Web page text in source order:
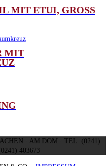
MIT ETUI, GROSS
MIT
· AM DOM · TEL. (0241)
403673